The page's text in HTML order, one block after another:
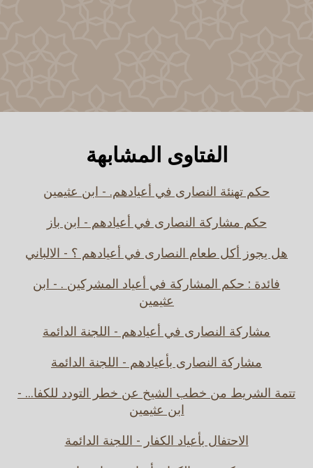
الفتاوى المشابهة
حكم تهنئة النصارى في أعيادهم. - ابن عثيمين
حكم مشاركة النصارى في أعيادهم - ابن باز
هل يجوز أكل طعام النصارى في أعيادهم ؟ - الالباني
فائدة : حكم المشاركة في أعياد المشركين . - ابن
عثيمين
مشاركة النصارى في أعيادهم - اللجنة الدائمة
مشاركة النصارى بأعيادهم - اللجنة الدائمة
تتمة الشريط من خطب الشيخ عن خطر التودد للكفا... -
ابن عثيمين
الاحتفال بأعياد الكفار - اللجنة الدائمة